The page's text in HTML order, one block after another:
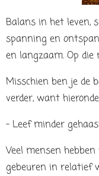
Balans in het leven,
spanning en
en langzaam. Op
Misschien ben je de
verder, want
- Leef minder
Veel mensen
gebeuren in relatief